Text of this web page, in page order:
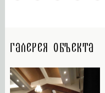
Галерея объекта